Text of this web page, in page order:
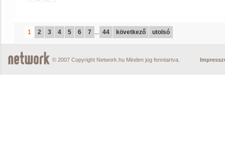
1 2 3 4 5 6 7 ... 44 következő utolsó
© 2007 Copyright Network.hu Minden jog fenntartva.